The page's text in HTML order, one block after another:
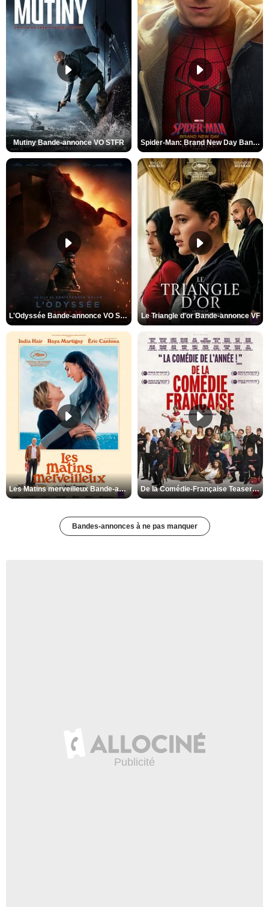
Mutiny Bande-annonce VO STFR Spider-Man: Brand New Day Bande-annonce VO STFR
L'Odyssée Bande-annonce VO STFR Le Triangle d'or Bande-annonce VF
Les Matins merveilleux Bande-annonce VF De la Comédie-Française Teaser VF
Bandes-annonces à ne pas manquer